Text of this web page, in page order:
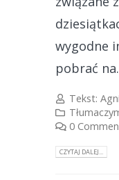
wygodne
pobrać
Tekst:
0
CZYTAJ DALEJ...